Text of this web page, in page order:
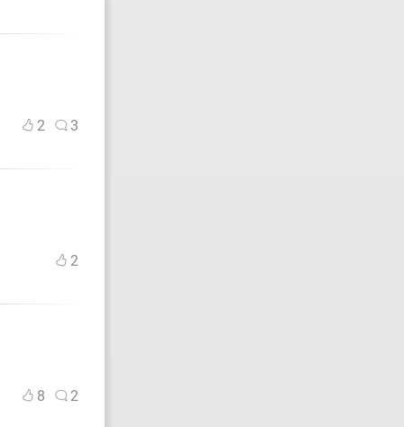
2 3
2
8 2